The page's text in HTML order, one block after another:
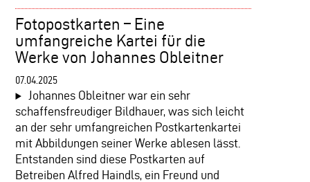
Fotopostkarten – Eine
umfangreiche Kartei für die
Werke von Johannes Obleitner
07.04.2025
Johannes Obleitner war ein sehr
schaffensfreudiger Bildhauer, was sich leicht
an der sehr umfangreichen Postkartenkartei
mit Abbildungen seiner Werke ablesen lässt.
Entstanden sind diese Postkarten auf
Betreiben Alfred Haindls, ein Freund und